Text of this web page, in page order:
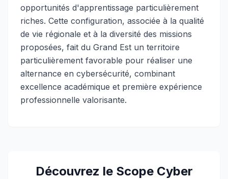
opportunités d'apprentissage particulièrement
riches. Cette configuration, associée à la qualité
de vie régionale et à la diversité des missions
proposées, fait du Grand Est un territoire
particulièrement favorable pour réaliser une
alternance en cybersécurité, combinant
excellence académique et première expérience
professionnelle valorisante.
Découvrez le Scope Cyber